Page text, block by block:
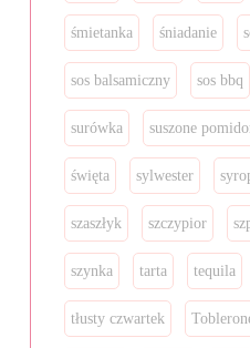
śmietanka śniadanie
sos balsamiczny sos bbq
surówka suszone
święta sylwester
szaszłyk szczypior
szynka tarta tequila
tłusty czwartek